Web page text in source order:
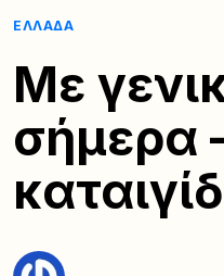
ΕΛΛΆΔΑ
Με
σήμερα